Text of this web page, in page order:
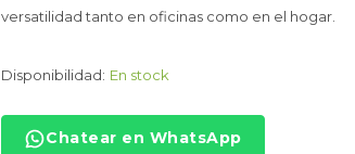
versatilidad tanto en oficinas como en el hogar.
Disponibilidad: En stock
Chatear en WhatsApp